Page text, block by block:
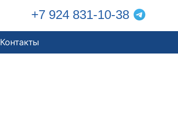
+7 924 831-10-38
Контакты